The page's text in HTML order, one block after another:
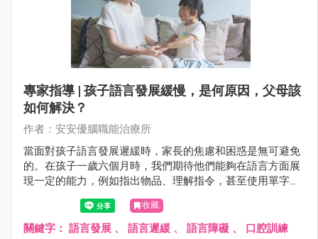
專家指導 | 孩子語言發展緩慢，是何原因，父母該
如何解決？
作者：安安優腦職能治療所
當面對孩子語言發展遲緩時，家長的焦慮和困惑是無可避免
的。在孩子一歲六個月時，我們期待他們能夠在語言方面展
現一定的能力，例如指出物品、理解指令，甚至使用單字表
達需求。然而，若孩子未達到這些里程碑，家長往往會感到
困惑，擔心孩子的未來發展。
收藏
關鍵字： 語言發展 、 語言遲緩 、 語言障礙 、 口腔訓練